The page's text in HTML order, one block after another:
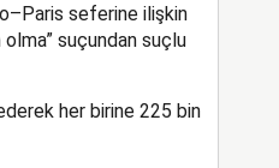
seferine ilişkin
suçundan suçlu
her birine 225 bin